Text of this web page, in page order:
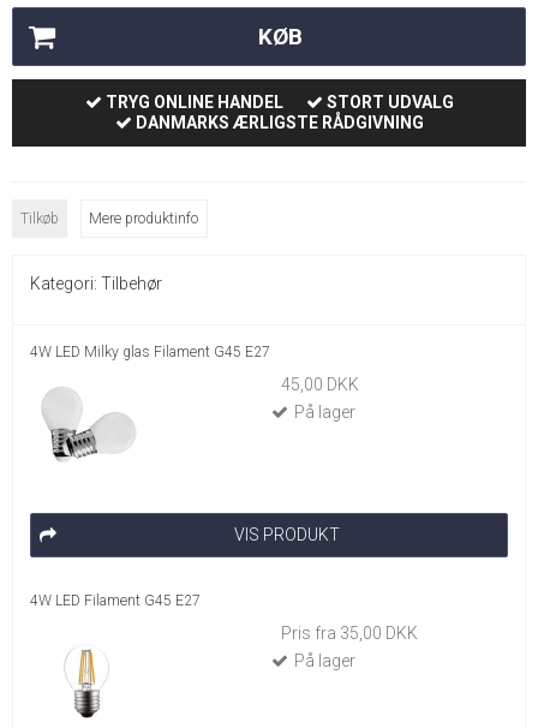
KØB
TRYG ONLINE HANDEL
STORT UDVALG
DANMARKS ÆRLIGSTE RÅDGIVNING
Tilkøb Mere produktinfo
Kategori: Tilbehør
4W LED Milky glas Filament G45 E27
45,00 DKK
På lager
VIS PRODUKT
4W LED Filament G45 E27
Pris fra 35,00 DKK
På lager